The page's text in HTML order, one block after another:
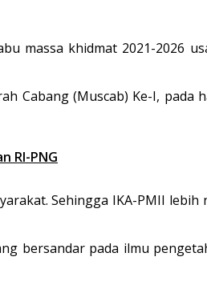
massa khidmat 2021-2026
Cabang (Muscab) Ke-I, pada
RI-PNG
Sehingga IKA-PMII lebih
bersandar pada ilmu